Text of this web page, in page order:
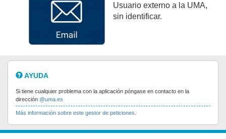
Usuario externo a la UMA,
sin identificar.
AYUDA
Si tiene cualquier problema con la aplicación póngase en contacto en la
dirección @uma.es
Más información sobre este gestor de peticiones